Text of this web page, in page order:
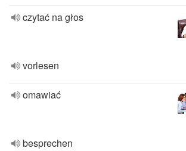
czytać na głos
vorlesen
omawiać
besprechen